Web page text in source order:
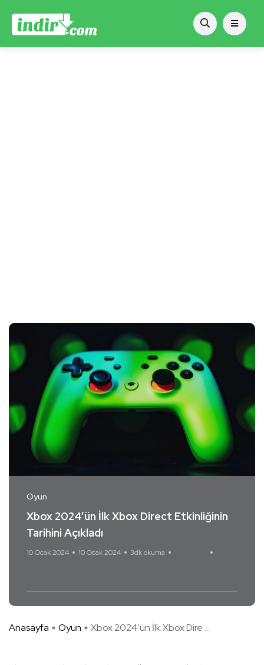
Oyun
Xbox 2024’ün İlk Xbox Direct Etkinliğinin
Tarihini Açıkladı
10 Ocak 2024 10 Ocak 2024 3dk okuma
Anasayfa Oyun Xbox 2024’ün İlk Xbox Dire ...